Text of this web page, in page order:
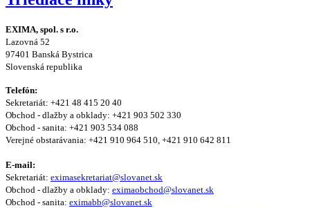
EXIMA, spol. s r.o.
Lazovná 52
97401 Banská Bystrica
Slovenská republika
Telefón:
Sekretariát: +421 48 415 20 40
Obchod - dlažby a obklady: +421 903 502 330
Obchod - sanita: +421 903 534 088
Verejné obstarávania: +421 910 964 510, +421 910 642 811
E-mail:
Sekretariát: eximasekretariat@slovanet.sk
Obchod - dlažby a obklady: eximaobchod@slovanet.sk
Obchod - sanita: eximabb@slovanet.sk